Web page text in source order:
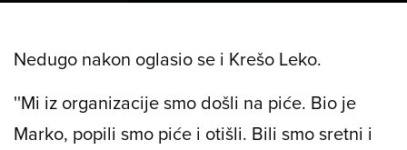
Nedugo nakon oglasio se i Krešo Leko.
''Mi iz organizacije smo došli na piće. Bio je
Marko, popili smo piće i otišli. Bili smo sretni i